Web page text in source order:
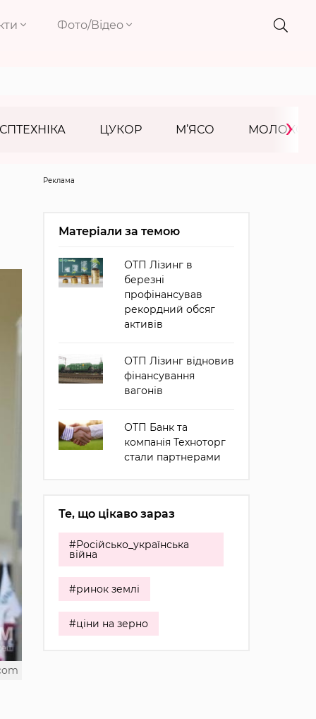
Фото/Відео
ЦУКОР М’ЯСО МОЛОКО
›
Реклама
Матеріали за темою
ОТП Лізинг в
березні
профінансував
рекордний обсяг
активів
ОТП Лізинг відновив
фінансування
вагонів
ОТП Банк та
компанія Техноторг
стали партнерами
Те, що цікаво зараз
#Російсько_українська
війна
#ринок землі
#ціни на зерно